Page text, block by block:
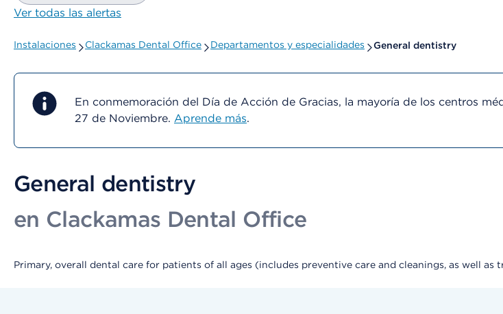
Ver todas las alertas
Instalaciones Clackamas Dental Office Departamentos y especialidades General dentistry
En conmemoración del Día de Acción de Gracias, la mayoría de los centros
27 de Noviembre. Aprende más.
General dentistry
en Clackamas Dental Office
Primary, overall dental care for patients of all ages (includes preventive care and cleanings, as well as